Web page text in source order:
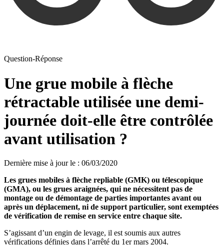
Question-Réponse
Une grue mobile à flèche
rétractable utilisée une demi-
journée doit-elle être contrôlée
avant utilisation ?
Dernière mise à jour le : 06/03/2020
Les grues mobiles à flèche repliable (GMK) ou télescopique
(GMA), ou les grues araignées, qui ne nécessitent pas de
montage ou de démontage de parties importantes avant ou
après un déplacement, ni de support particulier, sont exemptées
de vérification de remise en service entre chaque site.
S’agissant d’un engin de levage, il est soumis aux autres
vérifications définies dans l’arrêté du 1er mars 2004.